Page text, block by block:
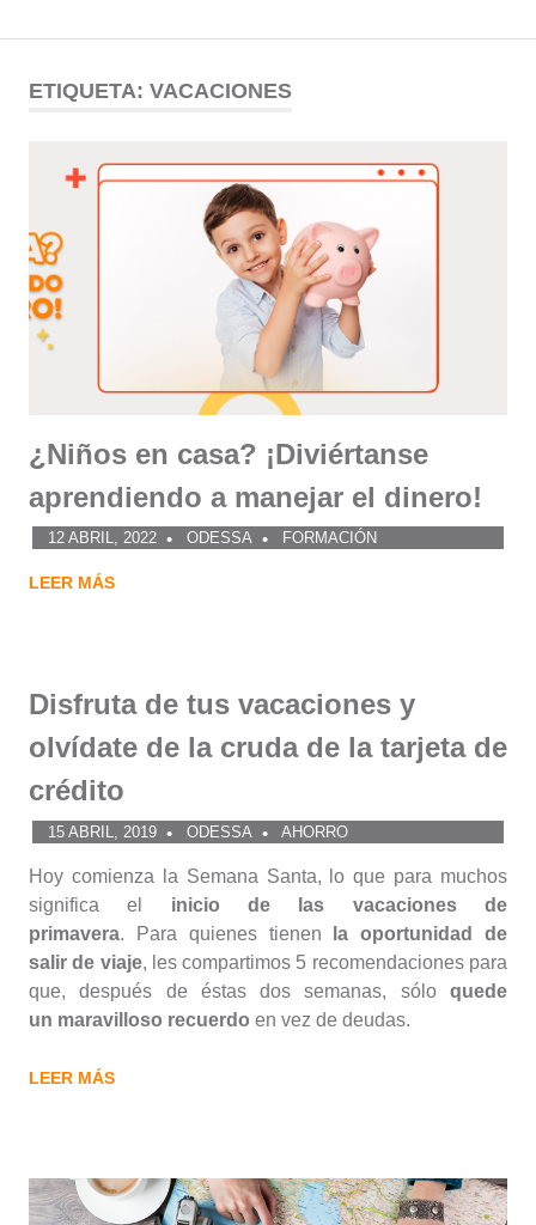
contenido
Comunidad
ODESSA
ETIQUETA: VACACIONES
¿Niños en casa? ¡Diviértanse
aprendiendo a manejar el dinero!
12 ABRIL, 2022 ODESSA FORMACIÓN
LEER MÁS
Disfruta de tus vacaciones y
olvídate de la cruda de la tarjeta de
crédito
15 ABRIL, 2019 ODESSA AHORRO
Hoy comienza la Semana Santa, lo que para muchos
significa el inicio de las vacaciones de
primavera. Para quienes tienen
la oportunidad de
salir de viaje, les compartimos 5 recomendaciones para
que, después de éstas dos semanas, sólo quede
un maravilloso recuerdo en vez de deudas.
LEER MÁS